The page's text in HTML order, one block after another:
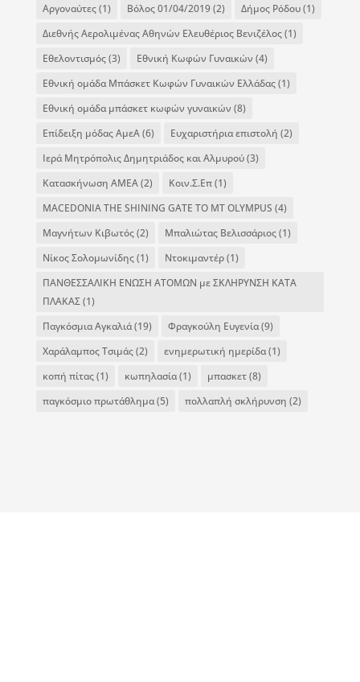
Αργοναύτες(1) Βόλος 01/04/2019(2) Δήμος Ρόδου(1)
Διεθνής Αερολιμένας Αθηνών Ελευθέριος Βενιζέλος(1)
Εθελοντισμός(3) Εθνική Κωφών Γυναικών (4)
Εθνική ομάδα Μπάσκετ Κωφών Γυναικών Ελλάδας(1)
Εθνική ομάδα μπάσκετ κωφών γυναικών (8)
Επίδειξη μόδας ΑμεΑ(6) Ευχαριστήρια επιστολή (2)
Ιερά Μητρόπολις Δημητριάδος και Αλμυρού(3)
Κατασκήνωση ΑΜΕΑ(2) Κοιν.Σ.Επ(1)
ΜΑCEDONIA THE SHINING GATE TO MT OLYMPUS (4)
Μαγνήτων Κιβωτός(2) Μπαλιώτας Βελισσάριος(1)
Νίκος Σολομωνίδης(1) Ντοκιμαντέρ(1)
ΠΑΝΘΕΣΣΑΛΙΚΗ ΕΝΩΣΗ ΑΤΟΜΩΝ με ΣΚΛΗΡΥΝΣΗ ΚΑΤΑ
ΠΛΑΚΑΣ(1)
Παγκόσμια Αγκαλιά(19) Φραγκούλη Ευγενία(9)
Χαράλαμπος Τσιμάς(2) ενημερωτική ημερίδα(1)
κοπή πίτας(1) κωπηλασία(1) μπασκετ(8)
παγκόσμιο πρωτάθλημα(5) πολλαπλή σκλήρυνση (2)